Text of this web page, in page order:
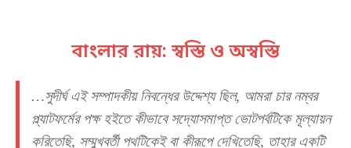
বাংলার রায়: স্বস্তি ও অস্বস্তি
…সুদীর্ঘ এই সম্পাদকীয় নিবন্ধের উদ্দেশ্য ছিল, আমরা চার নম্বর
প্ল্যাটফর্মের পক্ষ হইতে কীভাবে সদ্যোসমাপ্ত ভোটপর্বটিকে মূল্যায়ন
করিতেছি, সম্মুখবর্তী পথটিকেই বা কীরূপে দেখিতেছি, তাহার একটি